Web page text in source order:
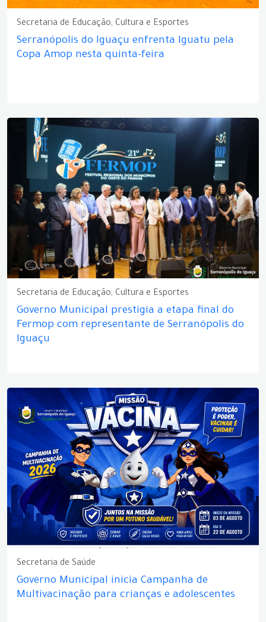
Secretaria de Educação, Cultura e Esportes
Serranópolis do Iguaçu enfrenta Iguatu pela
Copa Amop nesta quinta-feira
Secretaria de Educação, Cultura e Esportes
Governo Municipal prestigia a etapa final do
Fermop com representante de Serranópolis do
Iguaçu
Secretaria de Saúde
Governo Municipal inicia Campanha de
Multivacinação para crianças e adolescentes